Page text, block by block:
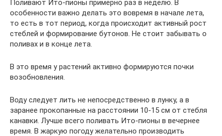
Поливают Ито-пионы примерно раз в неделю. В
особенности важно делать это вовремя в начале лета,
то есть в тот период, когда происходит активный рост
стеблей и формирование бутонов. Не стоит забывать о
поливах и в конце лета.
В это время у растений активно формируются почки
возобновления.
Воду следует лить не непосредственно в лунку, а в
заранее прокопанные на расстоянии 10-15 см от стебля
канавки. Лучше всего поливать Ито-пионы в вечернее
время. В жаркую погоду желательно производить